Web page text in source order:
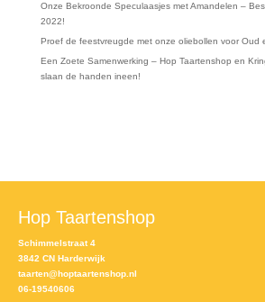
Onze Bekroonde Speculaasjes met Amandelen –
2022!
Proef de feestvreugde met onze oliebollen voor Oud
Een Zoete Samenwerking – Hop Taartenshop en
slaan de handen ineen!
Hop Taartenshop
Schimmelstraat 4
3842 CN Harderwijk
taarten@hoptaartenshop.nl
06-19540606